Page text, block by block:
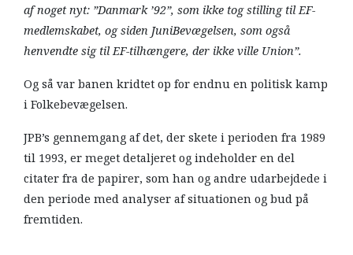
af noget nyt: ”Danmark ’92”, som ikke tog stilling til EF-
medlemskabet, og siden JuniBevægelsen, som også
henvendte sig til EF-tilhængere, der ikke ville Union”.
Og så var banen kridtet op for endnu en politisk kamp
i Folkebevægelsen.
JPB’s gennemgang af det, der skete i perioden fra 1989
til 1993, er meget detaljeret og indeholder en del
citater fra de papirer, som han og andre udarbejdede i
den periode med analyser af situationen og bud på
fremtiden.